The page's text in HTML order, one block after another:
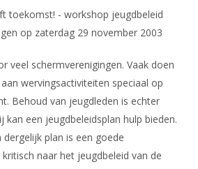
toekomst! - workshop jeugdbeleid
op zaterdag 29 november 2003
veel schermverenigingen. Vaak doen
wervingsactiviteiten speciaal op
Behoud van jeugdleden is echter
kan een jeugdbeleidsplan hulp bieden.
plan is een goede
naar het jeugdbeleid van de